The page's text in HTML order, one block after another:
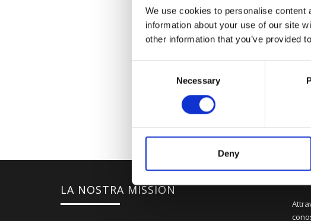
We use cookies to personalise
information about your use of our site
other information that you’ve provided
Necessary
Deny
LA NOSTRA MISSION